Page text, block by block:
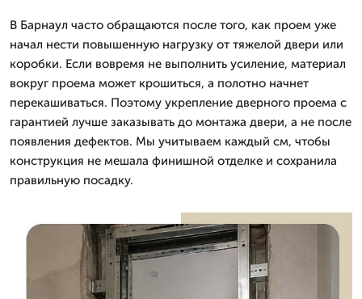
В Барнаул часто обращаются после того, как проем уже
начал нести повышенную нагрузку от тяжелой двери или
коробки. Если вовремя не выполнить усиление, материал
вокруг проема может крошиться, а полотно начнет
перекашиваться. Поэтому укрепление дверного проема с
гарантией лучше заказывать до монтажа двери, а не после
появления дефектов. Мы учитываем каждый см, чтобы
конструкция не мешала финишной отделке и сохранила
правильную посадку.